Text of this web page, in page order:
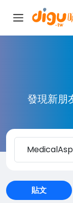
發現新朋
貼文